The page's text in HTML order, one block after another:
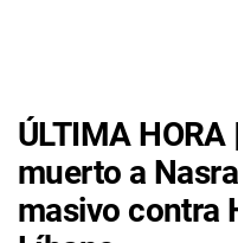
ÚLTIMA
muerto a
masivo contra